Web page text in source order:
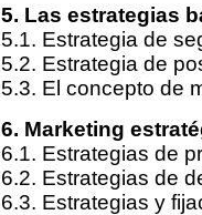
5. Las estrategias
5.1. Estrategia de
5.2. Estrategia de
5.3. El concepto de
6. Marketing
6.1. Estrategias de
6.2. Estrategias de
6.3. Estrategias y